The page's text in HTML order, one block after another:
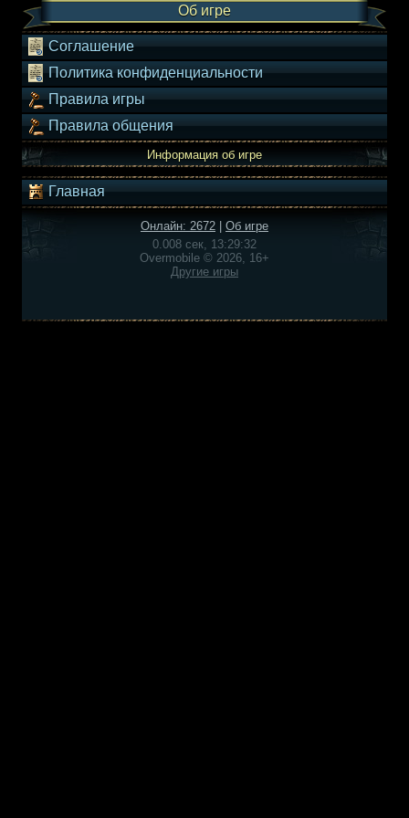
Об игре
Соглашение
Политика конфиденциальности
Правила игры
Правила общения
Информация об игре
Главная
Онлайн: 2672
Об игре
0.008 сек, 13:29:32
Overmobile © 2026, 16+
Другие игры